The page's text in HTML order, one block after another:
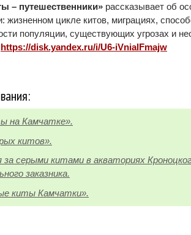
– путешественники» рассказывает об
жизненном цикле китов, миграциях,
популяции, существующих угрозах и
https://disk.yandex.ru/i/U6-iVnialFmajw
на Камчатке».
китов».
за серыми китами в акваториях
заказника.
киты Камчатки».